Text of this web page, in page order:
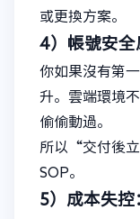
或更換方案。
4）帳號安全
你如果沒有第
升。雲端環境
偷偷動過。
所以“交付後
SOP。
5）成本失控